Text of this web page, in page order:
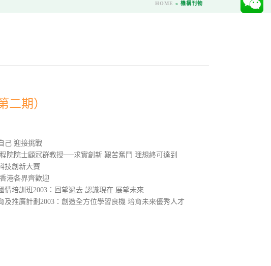
HOME » 機構刊物
二期）
己 迎接挑戰
院院士顧冠群教授──求實創新 艱苦奮鬥 理想終可達到
技創新大賽
港各界齊歡迎
情培訓班2003：回望過去 認識現在 展望未來
及推廣計劃2003：創造全方位學習良機 培育未來優秀人才